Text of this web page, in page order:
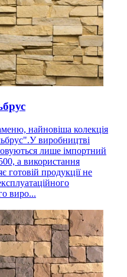
найновіша колекція
виробництві
лише імпортний
а використання
готовій продукції не
виро...